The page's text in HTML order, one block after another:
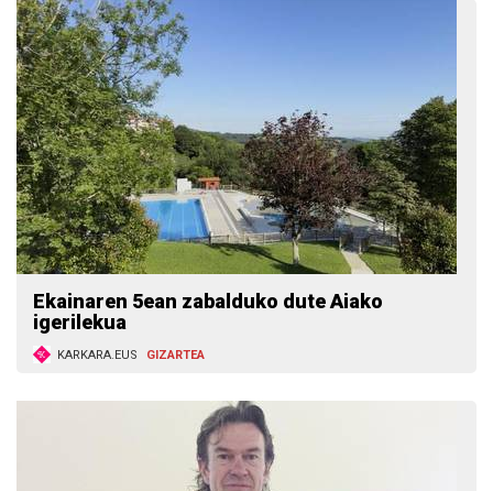
Ekainaren 5ean zabalduko dute Aiako
igerilekua
KARKARA.EUS GIZARTEA